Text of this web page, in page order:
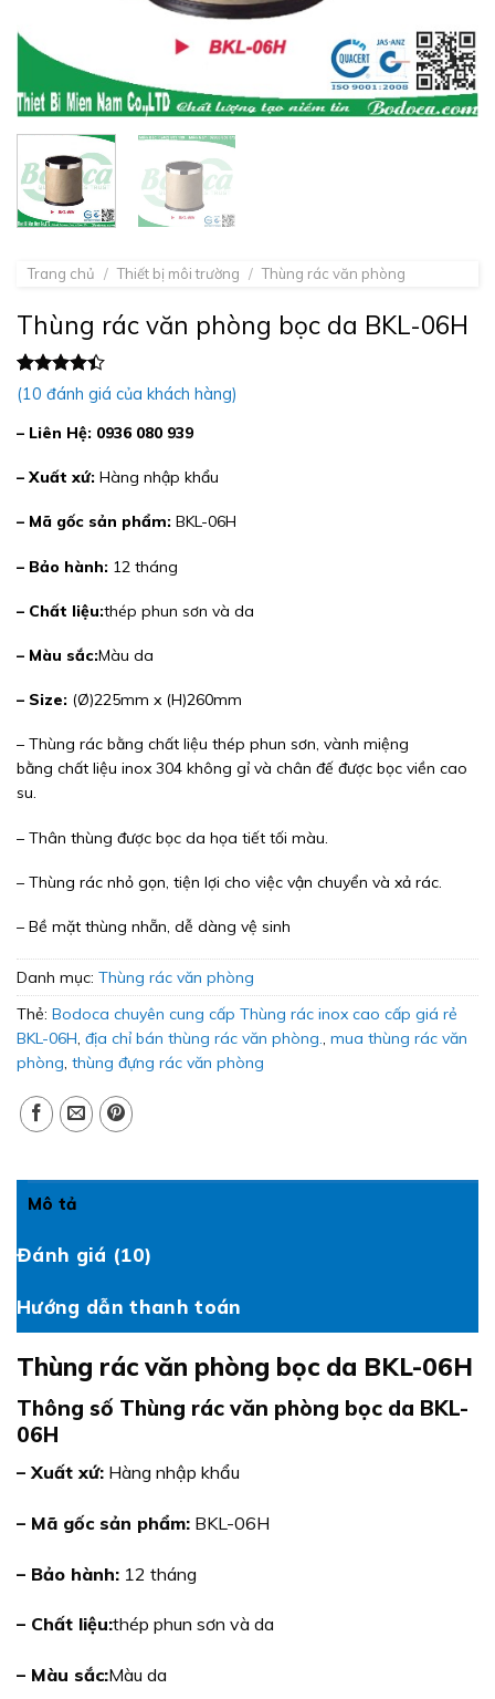
Trang chủ / Thiết bị môi trường / Thùng rác văn phòng
Thùng rác văn phòng bọc da BKL-06H
4.40 trên
5 dựa
trên
10
đánh
giá
(10 đánh giá của khách hàng)
– Liên Hệ: 0936 080 939
– Xuất xứ: Hàng nhập khẩu
– Mã gốc sản phẩm: BKL-06H
– Bảo hành: 12 tháng
– Chất liệu:thép phun sơn và da
– Màu sắc:Màu da
– Size: (Ø)225mm x (H)260mm
– Thùng rác bằng chất liệu thép phun sơn, vành miệng
bằng chất liệu inox 304 không gỉ và chân đế được bọc viền cao
su.
– Thân thùng được bọc da họa tiết tối màu.
– Thùng rác nhỏ gọn, tiện lợi cho việc vận chuyển và xả rác.
– Bề mặt thùng nhẵn, dễ dàng vệ sinh
Danh mục: Thùng rác văn phòng
Thẻ: Bodoca chuyên cung cấp Thùng rác inox cao cấp giá rẻ
BKL-06H, địa chỉ bán thùng rác văn phòng., mua thùng rác văn
phòng, thùng đựng rác văn phòng
Mô tả
Đánh giá (10)
Hướng dẫn thanh toán
Thùng rác văn phòng bọc da BKL-06H
Thông số Thùng rác văn phòng bọc da BKL-
06H
– Xuất xứ: Hàng nhập khẩu
– Mã gốc sản phẩm: BKL-06H
– Bảo hành: 12 tháng
– Chất liệu:thép phun sơn và da
– Màu sắc:Màu da